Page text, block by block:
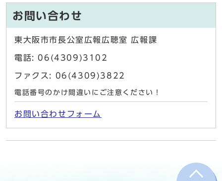
お問い合わせ
東大阪市市長公室広報広聴室 広報課
電話: 06(4309)3102
ファクス: 06(4309)3822
電話番号のかけ間違いにご注意ください！
お問い合わせフォーム